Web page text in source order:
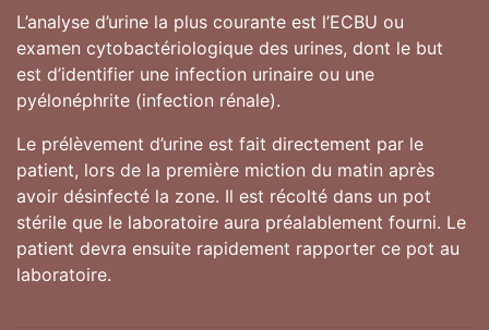
L’analyse d’urine la plus courante est l’ECBU ou
examen cytobactériologique des urines, dont le but
est d’identifier une infection urinaire ou une
pyélonéphrite (infection rénale).
Le prélèvement d’urine est fait directement par le
patient, lors de la première miction du matin après
avoir désinfecté la zone. Il est récolté dans un pot
stérile que le laboratoire aura préalablement fourni. Le
patient devra ensuite rapidement rapporter ce pot au
laboratoire.